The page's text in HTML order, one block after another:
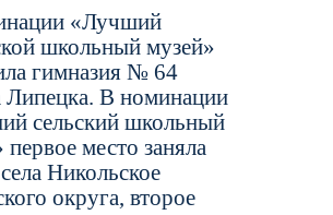
«Лучший
школьный музей»
гимназия № 64
Липецка. В номинации
сельский школьный
первое место заняла
Никольское
округа, второе